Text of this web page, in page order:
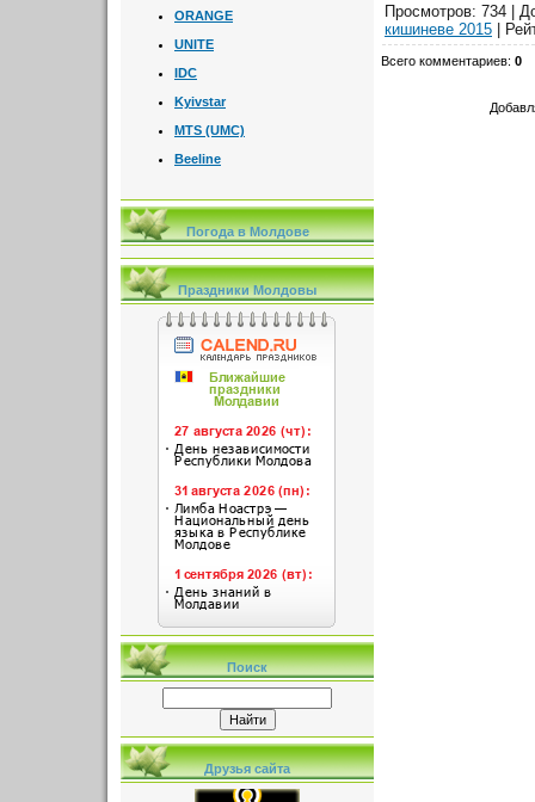
ORANGE
UNITE
IDC
Kyivstar
MTS (UMC)
Beeline
Погода в Молдове
Праздники Молдовы
Поиск
Друзья сайта
Просмотров: 734 |
кишиневе 2015 |
Всего комментариев: 0